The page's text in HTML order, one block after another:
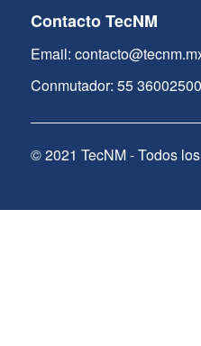
Contacto TecNM
Email:
Conmutador: 55 36002500
© 2021 TecNM - Todos